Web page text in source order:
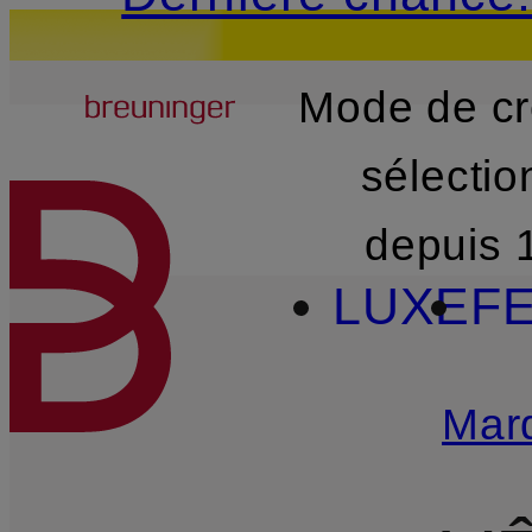
PASSER AU CONTENU
Breuninger
Mode de
depuis
LUXE